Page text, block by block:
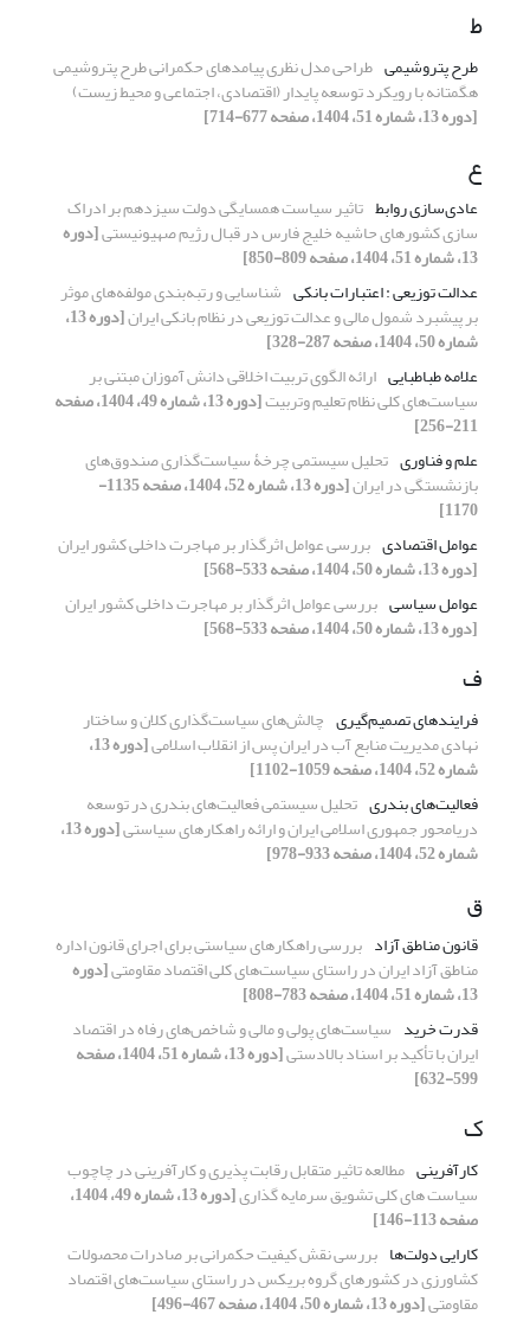
ط
طرح پتروشیمی طراحی مدل نظری پیامدهای حکمرانی طرح پتروشیمی
هگمتانه با رویکرد توسعه پایدار (اقتصادی، اجتماعی و محیط زیست)
[دوره 13، شماره 51، 1404، صفحه 677-714]
ع
عادی‌سازی روابط تاثیر سیاست همسایگی دولت سیزدهم بر ادراک
سازی کشورهای حاشیه خلیج فارس در قبال رژیم صهیونیستی[دوره
13، شماره 51، 1404، صفحه 809-850]
عدالت توزیعی : اعتبارات بانکی شناسایی و رتبه‌بندی مولفه‌های موثر
بر پیشبرد شمول مالی و عدالت توزیعی در نظام بانکی ایران [دوره 13،
شماره 50، 1404، صفحه 287-328]
علامه طباطبایی ارائه الگوی تربیت اخلاقی دانش آموزان مبتنی بر
سیاست‌های کلی نظام تعلیم وتربیت [دوره 13، شماره 49، 1404، صفحه
211-256]
علم و فناوری تحلیل سیستمی چرخۀ سیاست‌گذاری صندوق‌های
بازنشستگی در ایران [دوره 13، شماره 52، 1404، صفحه 1135-
1170]
عوامل اقتصادی بررسی عوامل اثرگذار بر مهاجرت داخلی کشور ایران
[دوره 13، شماره 50، 1404، صفحه 533-568]
عوامل سیاسی بررسی عوامل اثرگذار بر مهاجرت داخلی کشور ایران
[دوره 13، شماره 50، 1404، صفحه 533-568]
ف
فرایندهای تصمیم‌گیری چالش‌های سیاست‌گذاری کلان و ساختار
نهادی مدیریت منابع آب در ایران پس از انقلاب اسلامی [دوره 13،
شماره 52، 1404، صفحه 1059-1102]
فعالیت‌های بندری تحلیل سیستمی‌ فعالیت‌های‌ بندری در توسعه
دریامحور جمهوری اسلامی ایران و ارائه راهکارهای سیاستی [دوره 13،
شماره 52، 1404، صفحه 933-978]
ق
قانون مناطق آزاد بررسی راهکارهای سیاستی برای اجرای قانون اداره
مناطق آزاد ایران در راستای سیاست‌های کلی اقتصاد مقاومتی[دوره
13، شماره 51، 1404، صفحه 783-808]
قدرت خرید سیاست‌های پولی و مالی و شاخص‌های رفاه در اقتصاد
ایران با تأکید بر اسناد بالادستی [دوره 13، شماره 51، 1404، صفحه
599-632]
ک
کارآفرینی مطالعه تاثیر متقابل رقابت پذیری و کارآفرینی در چاچوب
سیاست های کلی تشویق سرمایه گذاری [دوره 13، شماره 49، 1404،
صفحه 113-146]
کارایی دولت‌ها بررسی نقش کیفیت حکمرانی بر صادرات محصولات
کشاورزی در کشورهای گروه بریکس در راستای سیاست‌های اقتصاد
مقاومتی[دوره 13، شماره 50، 1404، صفحه 467-496]